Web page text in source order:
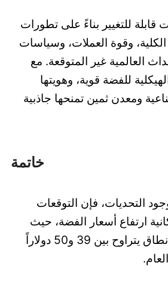
قابلة للتغيير بناءً على تطورات
وقوة العملات، وسياسات
العالمية غير المتوقعة. مع
للفضة قوية، وهويتها
ومعدن ثمين تمنحها جاذبية
خاتمة
التحديات، فإن التوقعات
ارتفاع أسعار الفضة، حيث
تشير التوقعات إلى نطاق يتراوح بين 39 و50 دولاراً